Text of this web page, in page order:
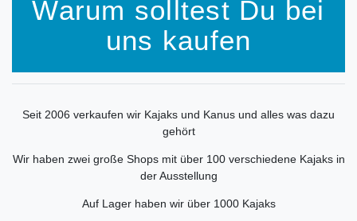
Warum solltest Du bei
uns kaufen
Seit 2006 verkaufen wir Kajaks und Kanus und alles was dazu
gehört
Wir haben zwei große Shops mit über 100 verschiedene Kajaks in
der Ausstellung
Auf Lager haben wir über 1000 Kajaks